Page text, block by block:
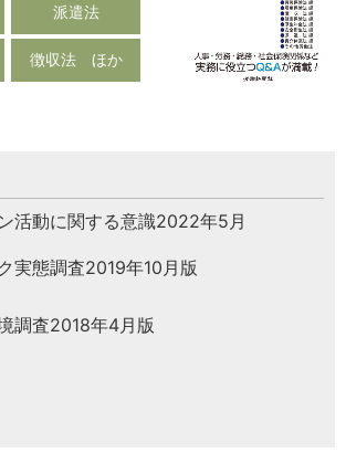
派遣法
徴収法 ほか
活動に関する意識2022年5月
実態調査2019年10月版
調査2018年4月版